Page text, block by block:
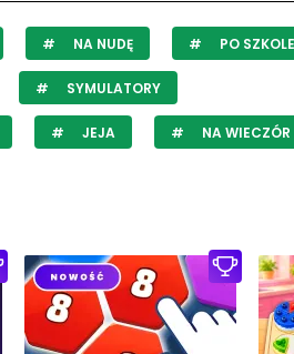
NA NUDĘ PO SZKOLE
SYMULATORY
JEJA NA WIECZÓR